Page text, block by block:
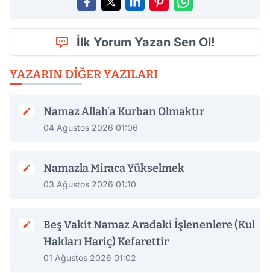
İlk Yorum Yazan Sen Ol!
YAZARIN DIĞER YAZILARI
Namaz Allah’a Kurban Olmaktır
04 Ağustos 2026 01:06
Namazla Miraca Yükselmek
03 Ağustos 2026 01:10
Beş Vakit Namaz Aradaki İşlenenlere (Kul
Hakları Hariç) Kefarettir
01 Ağustos 2026 01:02